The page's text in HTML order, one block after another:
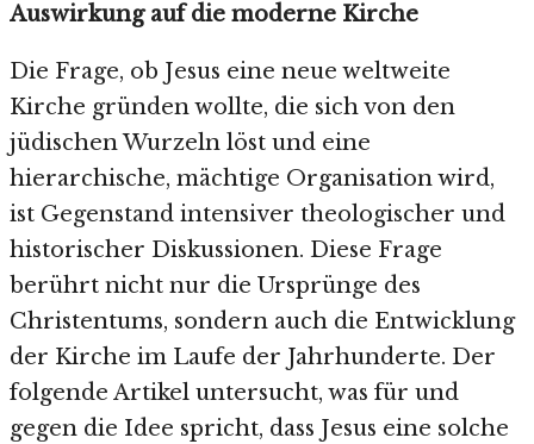
Auswirkung auf die moderne Kirche
Die Frage, ob Jesus eine neue weltweite
Kirche gründen wollte, die sich von den
jüdischen Wurzeln löst und eine
hierarchische, mächtige Organisation wird,
ist Gegenstand intensiver theologischer und
historischer Diskussionen. Diese Frage
berührt nicht nur die Ursprünge des
Christentums, sondern auch die Entwicklung
der Kirche im Laufe der Jahrhunderte. Der
folgende Artikel untersucht, was für und
gegen die Idee spricht, dass Jesus eine solche